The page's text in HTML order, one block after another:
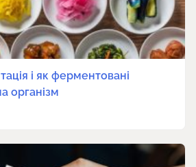
і як ферментовані
організм